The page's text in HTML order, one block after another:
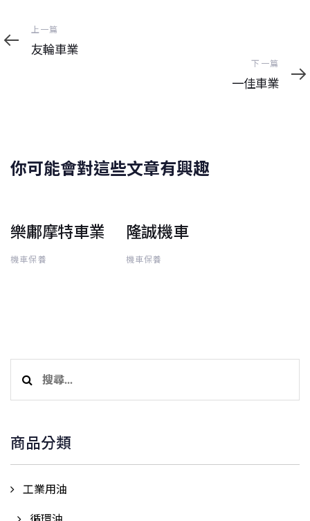
上
一
篇
上一篇
友輪車業
下一篇
一佳車業
你可能會對這些文章有興趣
樂鄘摩特車業
機車保養
隆誠機車
機車保養
關
字:
商品分類
工業用油